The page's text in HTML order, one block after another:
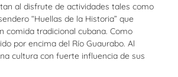
al disfrute de actividades tales como
“Huellas de la Historia” que
comida tradicional cubana. Como
por encima del Río Guaurabo. Al
cultura con fuerte influencia de sus